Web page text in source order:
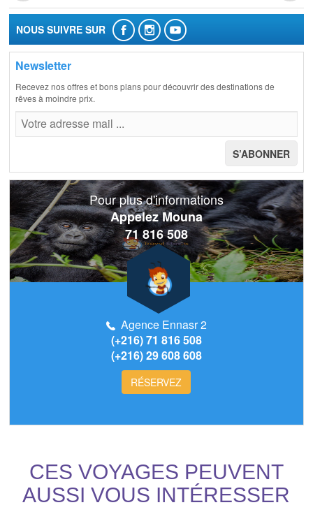
NOUS SUIVRE SUR
Newsletter
Recevez nos offres et bons plans pour découvrir des destinations de
rêves à moindre prix.
Pour plus d'informations
Appelez Mouna
71 816 508
Agence Ennasr 2
(+216) 71 816 508
(+216) 29 608 608
RÉSERVEZ
CES VOYAGES PEUVENT
AUSSI VOUS INTÉRESSER